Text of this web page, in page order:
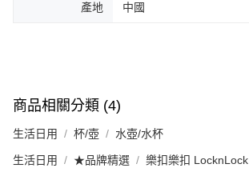
產地 中國
商品相關分類 (4)
生活日用 杯/壺 水壺/水杯
生活日用 ★品牌精選 樂扣樂扣 LocknLock